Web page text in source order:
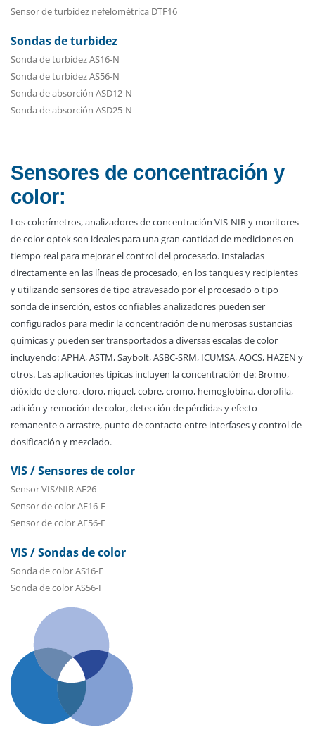
Sensor de turbidez nefelométrica DTF16
Sondas de turbidez
Sonda de turbidez AS16-N
Sonda de turbidez AS56-N
Sonda de absorción ASD12-N
Sonda de absorción ASD25-N
Sensores de concentración y
color:
Los colorímetros, analizadores de concentración VIS-NIR y monitores
de color optek son ideales para una gran cantidad de mediciones en
tiempo real para mejorar el control del procesado. Instaladas
directamente en las líneas de procesado, en los tanques y recipientes
y utilizando sensores de tipo atravesado por el procesado o tipo
sonda de inserción, estos confiables analizadores pueden ser
configurados para medir la concentración de numerosas sustancias
químicas y pueden ser transportados a diversas escalas de color
incluyendo: APHA, ASTM, Saybolt, ASBC-SRM, ICUMSA, AOCS, HAZEN y
otros. Las aplicaciones típicas incluyen la concentración de: Bromo,
dióxido de cloro, cloro, níquel, cobre, cromo, hemoglobina, clorofila,
adición y remoción de color, detección de pérdidas y efecto
remanente o arrastre, punto de contacto entre interfases y control de
dosificación y mezclado.
VIS / Sensores de color
Sensor VIS/NIR AF26
Sensor de color AF16-F
Sensor de color AF56-F
VIS / Sondas de color
Sonda de color AS16-F
Sonda de color AS56-F